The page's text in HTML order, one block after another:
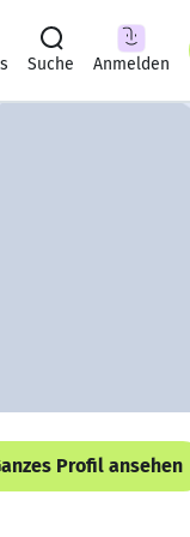
Suche Anmelden
Profil ansehen